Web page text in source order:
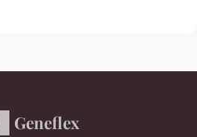
Geneflex